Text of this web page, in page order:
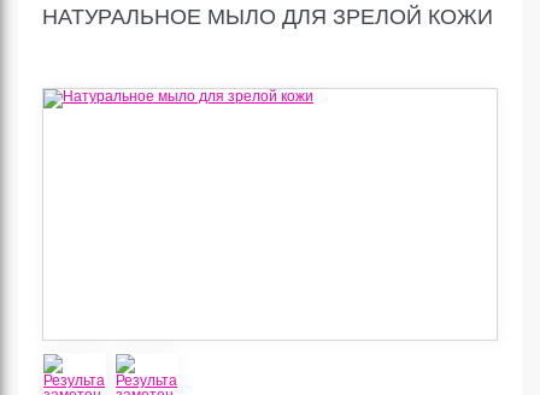
НАТУРАЛЬНОЕ МЫЛО ДЛЯ ЗРЕЛОЙ КОЖИ